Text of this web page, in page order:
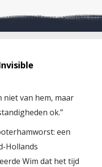
niet van hem, maar
ok.”
een
Hollands
Wim dat het tijd